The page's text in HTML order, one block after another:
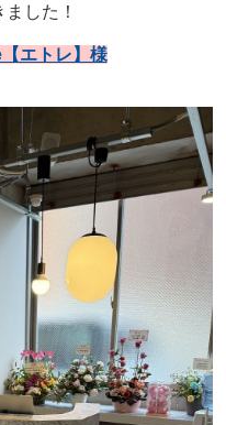
した！
エトレ】様